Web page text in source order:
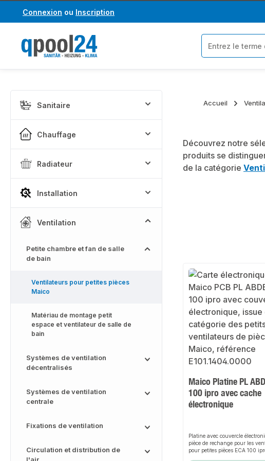
au contenu principal
Passer à la recherche
Connexion ou Inscription
Sanitaire
Chauffage
Radiateur
Installation
Ventilation
Petite chambre et fan de salle
de bain
Ventilateurs pour petites pièces
Maico
Matériau de montage petit
espace et ventilateur de salle de
bain
Systèmes de ventilation
décentralisés
Systèmes de ventilation
centrale
Fixations de ventilation
Circulation et distribution de
Accueil
Découvrez notre
produits se
de la catégorie
Maico Platine PL
100 ipro avec cache
électronique
Platine avec couvercle
pièce de rechange pour les
pour petites pièces ECA 100